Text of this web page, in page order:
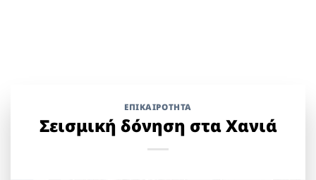
ΕΠΙΚΑΙΡΟΤΗΤΑ
Σεισμική δόνηση στα Χανιά